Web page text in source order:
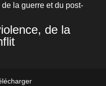
la guerre et du post-
de la